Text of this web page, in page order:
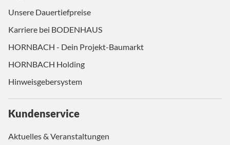
Unsere Dauertiefpreise
Karriere bei BODENHAUS
HORNBACH - Dein Projekt-Baumarkt
HORNBACH Holding
Hinweisgebersystem
Kundenservice
Aktuelles & Veranstaltungen